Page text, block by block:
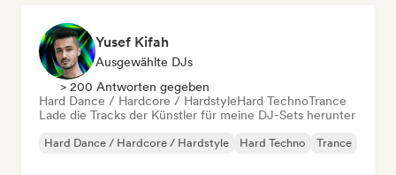
Yusef Kifah
Ausgewählte DJs
> 200 Antworten gegeben
Hard Dance / Hardcore / HardstyleHard TechnoTrance
Lade die Tracks der Künstler für meine DJ-Sets herunter
Hard Dance / Hardcore / Hardstyle Hard Techno Trance